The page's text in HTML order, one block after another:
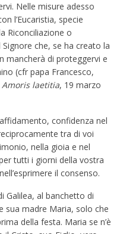
Nelle misure adesso
l’Eucaristia, specie
Riconciliazione o
che, se ha creato la
mancherà di proteggervi e
(cfr papa Francesco,
Amoris laetitia, 19 marzo
confidenza nel
tra di voi
nella gioia e nel
tutti i giorni della vostra
il consenso.
Galilea, al banchetto di
sua madre Maria, solo che
della festa. Maria se n’è